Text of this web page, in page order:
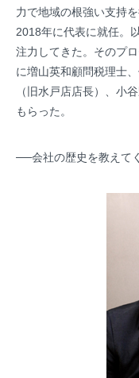
力で地域の根強い支持
2018年に代表に就任。
注力してきた。そのプ
に増山英和顧問税理士
（旧水戸店店長）、小
もらった。
──会社の歴史を教えて